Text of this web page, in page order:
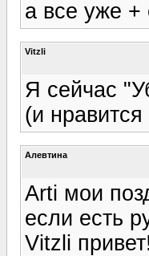
а все уже +
Vitzli
Я сейчас
(и
Алевтина
Arti мои
если есть
Vitzli привет!